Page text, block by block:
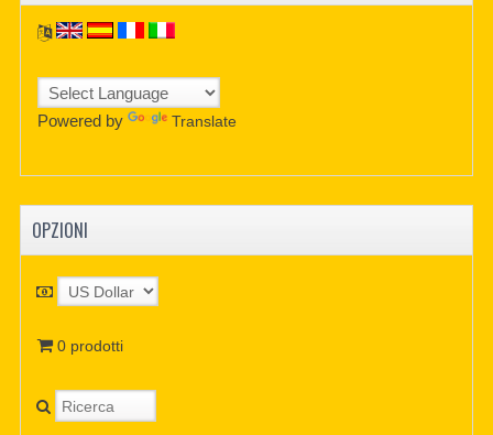
Powered by Translate
OPZIONI
0 prodotti